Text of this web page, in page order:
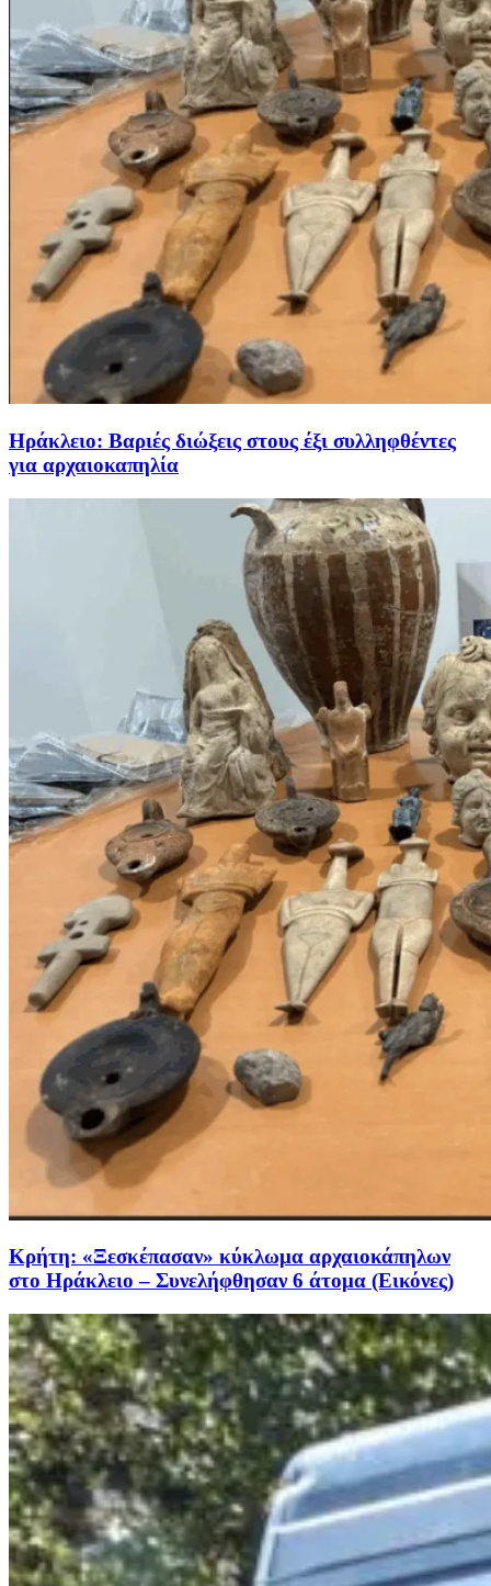
Ηράκλειο: Βαριές διώξεις στους έξι συλληφθέντες
για αρχαιοκαπηλία
Κρήτη: «Ξεσκέπασαν» κύκλωμα αρχαιοκάπηλων
στο Ηράκλειο – Συνελήφθησαν 6 άτομα (Εικόνες)